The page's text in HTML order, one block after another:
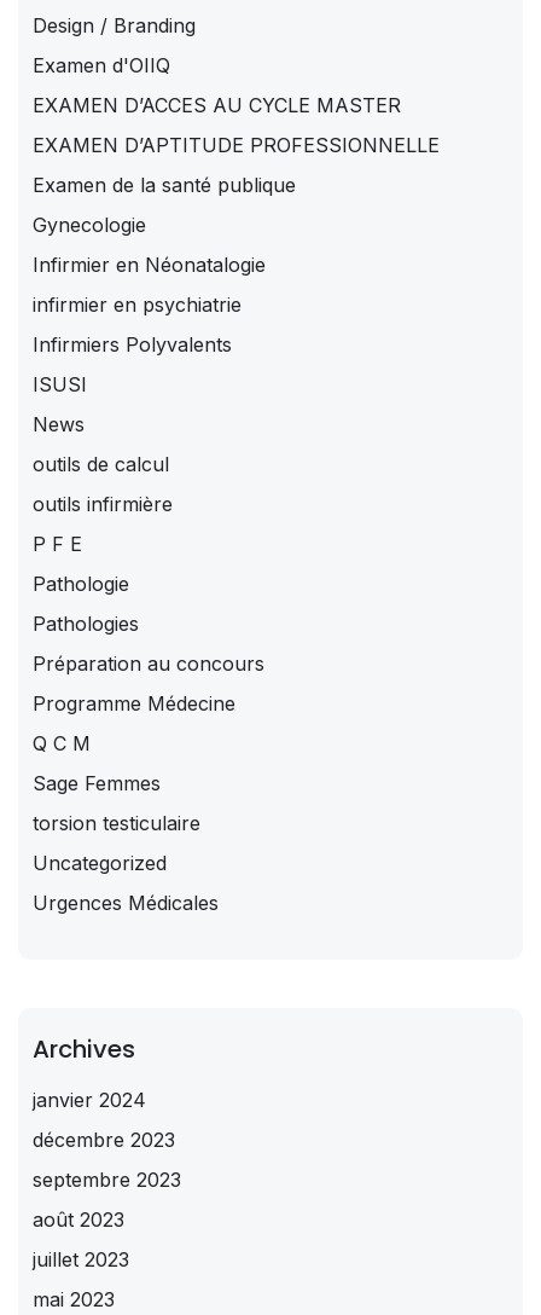
Design / Branding
Examen d'OIIQ
EXAMEN D’ACCES AU CYCLE MASTER
EXAMEN D’APTITUDE PROFESSIONNELLE
Examen de la santé publique
Gynecologie
Infirmier en Néonatalogie
infirmier en psychiatrie
Infirmiers Polyvalents
ISUSI
News
outils de calcul
outils infirmière
P F E
Pathologie
Pathologies
Préparation au concours
Programme Médecine
Q C M
Sage Femmes
torsion testiculaire
Uncategorized
Urgences Médicales
Archives
janvier 2024
décembre 2023
septembre 2023
août 2023
juillet 2023
mai 2023